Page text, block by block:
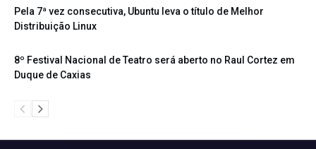
Pela 7ª vez consecutiva, Ubuntu leva o título de Melhor
Distribuição Linux
8º Festival Nacional de Teatro será aberto no Raul Cortez em
Duque de Caxias